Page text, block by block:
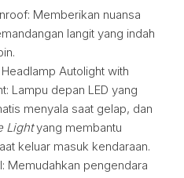
Memberikan nuansa
langit yang indah
Autolight with
Lampu depan LED yang
menyala saat gelap, dan
Lightyang membantu
keluar masuk kendaraan.
Memudahkan pengendara